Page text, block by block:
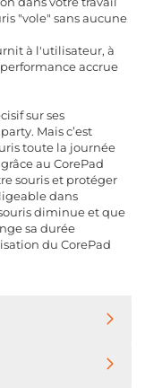
"vole" sans aucune
à l'utilisateur, à
accrue
sur ses
Mais c’est
toute la journée
au CorePad
souris et protéger
dans
diminue et que
sa durée
du CorePad